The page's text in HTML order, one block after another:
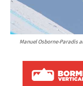
Manuel Osborne-Paradis